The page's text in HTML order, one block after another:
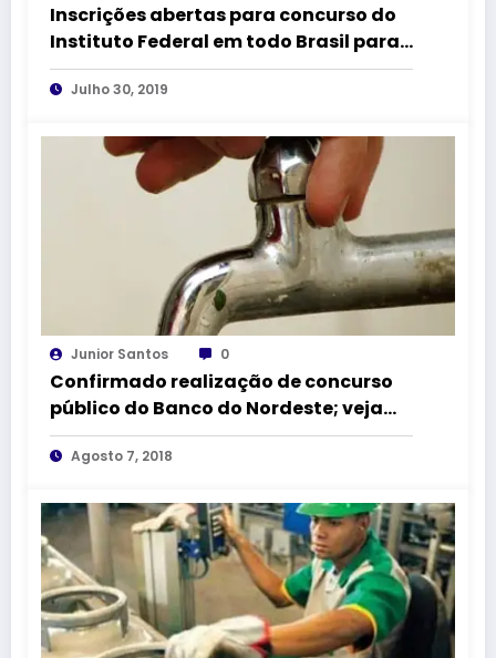
Inscrições abertas para concurso do
Instituto Federal em todo Brasil para
nível médio e superior, com salários
de até R$9.600,92
Julho 30, 2019
Junior Santos 0
Confirmado realização de concurso
público do Banco do Nordeste; veja
detalhes
Agosto 7, 2018